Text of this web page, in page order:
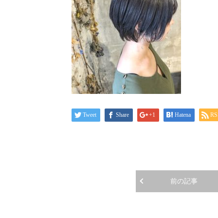
Tweet Share +1 Hatena
前の記事